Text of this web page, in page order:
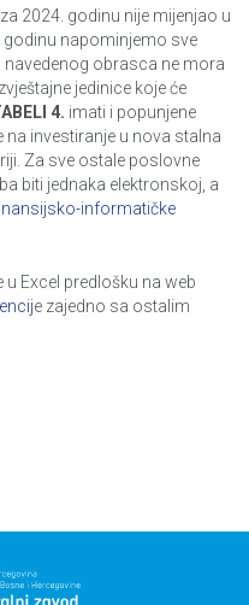
2024. godinu nije mijenjao u
godinu napominjemo sve
obrasca ne mora
jedinice koje će
4. imati i popunjene
investiranje u nova stalna
Za sve ostale poslovne
biti jednaka elektronskoj, a
informatičke
Excel predlošku na web
e zajedno sa ostalim